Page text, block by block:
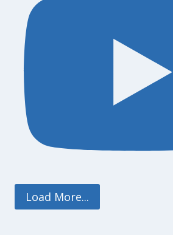
Load More...